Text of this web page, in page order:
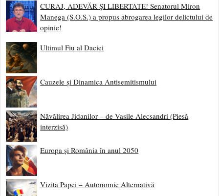
CURAJ, ADEVĂR ȘI LIBERTATE! Senatorul Miron
Manega (S.O.S.) a propus abrogarea legilor delictului de
opinie!
Ultimul Fiu al Daciei
Cauzele și Dinamica Antisemitismului
Năvălirea Jidanilor – de Vasile Alecsandri (Piesă
interzisă)
Europa și România în anul 2050
Vizita Papei – Autonomie Alternativă